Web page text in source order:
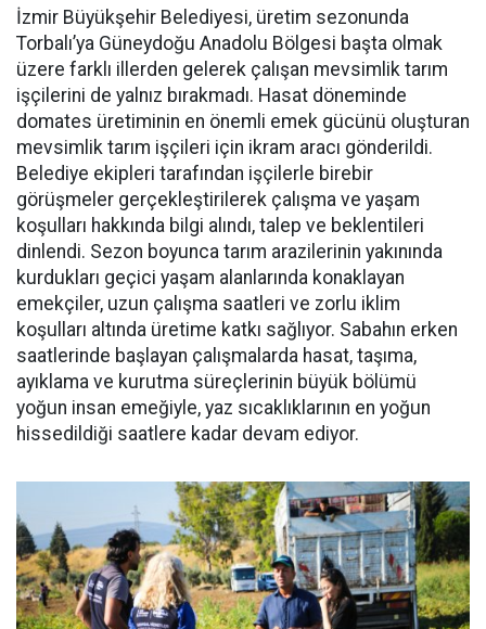
İzmir Büyükşehir Belediyesi, üretim sezonunda
Torbalı’ya Güneydoğu Anadolu Bölgesi başta olmak
üzere farklı illerden gelerek çalışan mevsimlik tarım
işçilerini de yalnız bırakmadı. Hasat döneminde
domates üretiminin en önemli emek gücünü oluşturan
mevsimlik tarım işçileri için ikram aracı gönderildi.
Belediye ekipleri tarafından işçilerle birebir
görüşmeler gerçekleştirilerek çalışma ve yaşam
koşulları hakkında bilgi alındı, talep ve beklentileri
dinlendi. Sezon boyunca tarım arazilerinin yakınında
kurdukları geçici yaşam alanlarında konaklayan
emekçiler, uzun çalışma saatleri ve zorlu iklim
koşulları altında üretime katkı sağlıyor. Sabahın erken
saatlerinde başlayan çalışmalarda hasat, taşıma,
ayıklama ve kurutma süreçlerinin büyük bölümü
yoğun insan emeğiyle, yaz sıcaklıklarının en yoğun
hissedildiği saatlere kadar devam ediyor.